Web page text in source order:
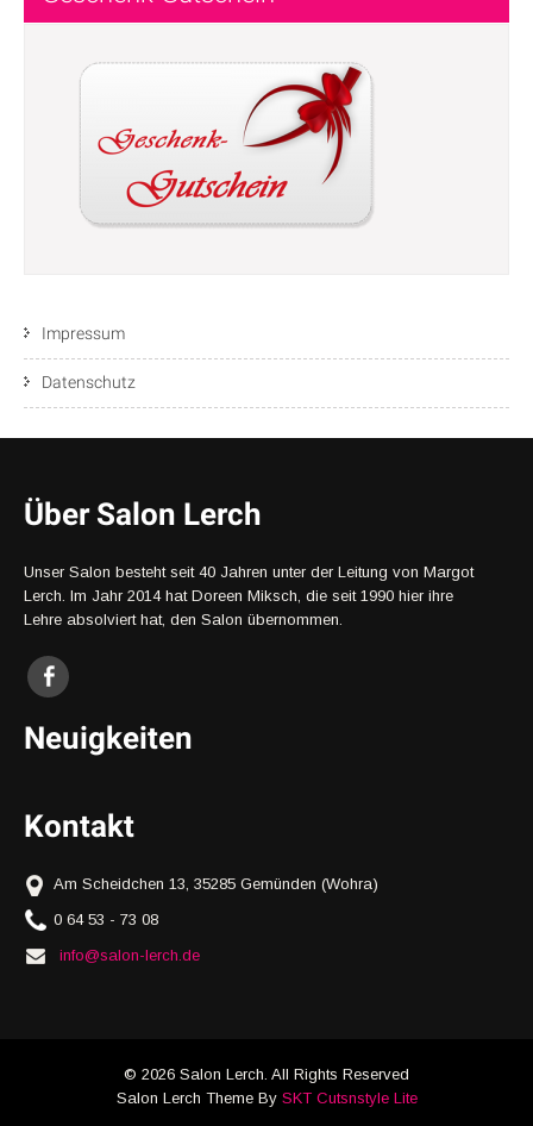
Impressum
Datenschutz
Über Salon Lerch
Unser Salon besteht seit 40 Jahren unter der Leitung von Margot
Lerch. Im Jahr 2014 hat Doreen Miksch, die seit 1990 hier ihre
Lehre absolviert hat, den Salon übernommen.
Neuigkeiten
Kontakt
Am Scheidchen 13, 35285 Gemünden (Wohra)
0 64 53 - 73 08
info@salon-lerch.de
© 2026 Salon Lerch. All Rights Reserved
Salon Lerch Theme By SKT Cutsnstyle Lite